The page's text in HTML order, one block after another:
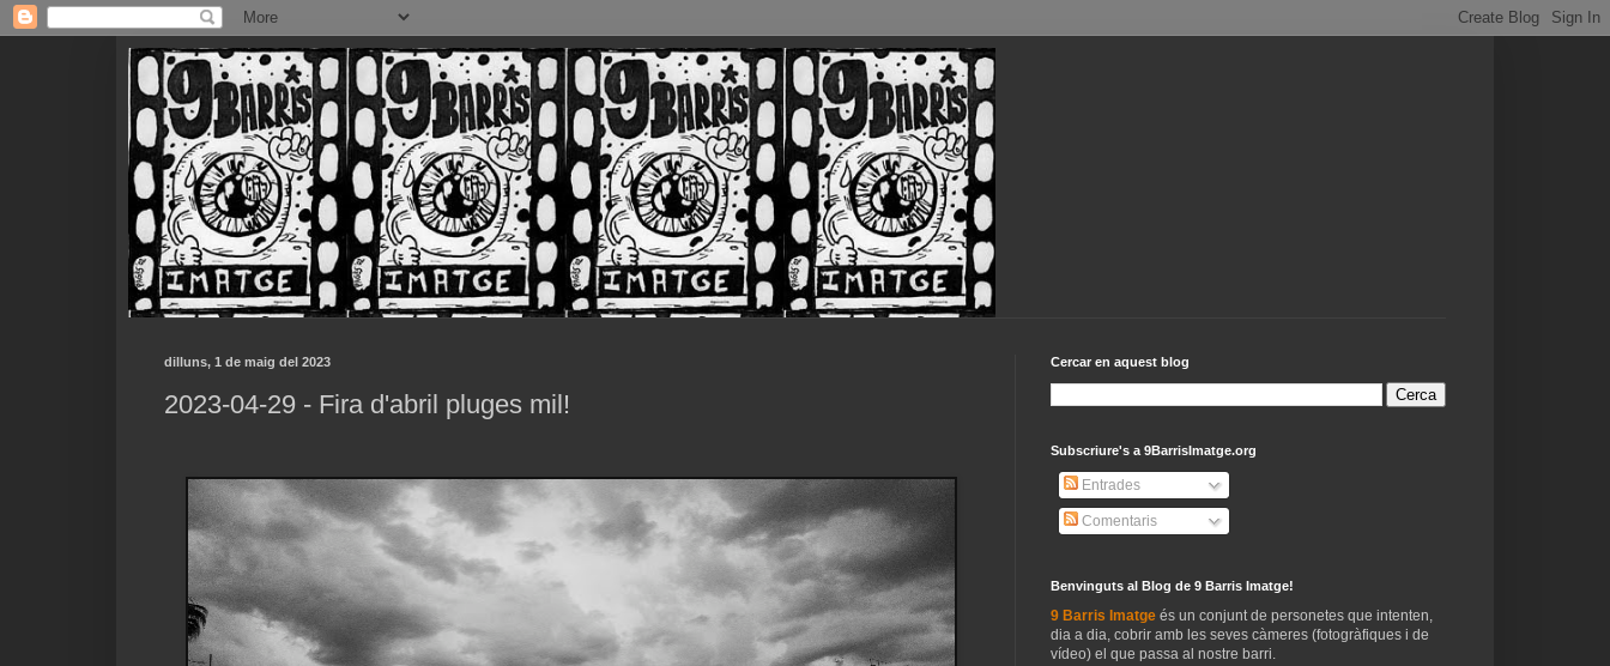
dilluns, 1 de maig del 2023
2023-04-29 - Fira d'abril pluges mil!
Cercar en aquest blog
Subscriure's a 9BarrisImatge.org
Entrades
Comentaris
Benvinguts al Blog de 9 Barris Imatge!
9 Barris Imatge és un conjunt de personetes que intenten,
dia a dia, cobrir amb les seves càmeres (fotogràfiques i de
vídeo) el que passa al nostre barri.